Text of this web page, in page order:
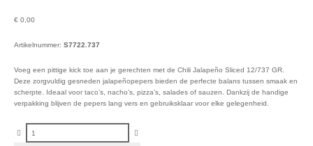
€ 0,00
Artikelnummer: S7722.737
Voeg een pittige kick toe aan je gerechten met de Chili Jalapeño Sliced 12/737 GR.
Deze zorgvuldig gesneden jalapeñopepers bieden de perfecte balans tussen smaak en
scherpte. Ideaal voor taco’s, nacho’s, pizza’s, salades of sauzen. Dankzij de handige
verpakking blijven de pepers lang vers en gebruiksklaar voor elke gelegenheid.